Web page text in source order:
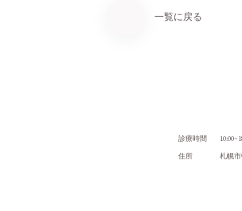
一覧に戻る
診療時間
住所 札幌